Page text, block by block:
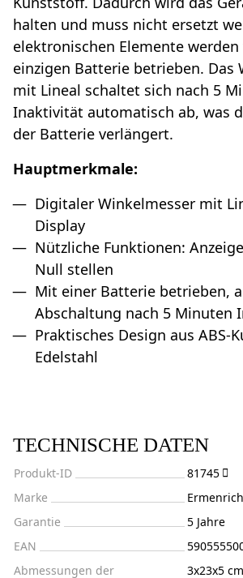
halten und muss nicht ersetzt
elektronischen Elemente
einzigen Batterie betrieben. Das
mit Lineal schaltet sich nach 5
Inaktivität automatisch ab, was
der Batterie verlängert.
Hauptmerkmale:
Digitaler Winkelmesser mit
Display
Nützliche Funktionen:
Null stellen
Mit einer Batterie betrieben,
Abschaltung nach 5 Minuten
Praktisches Design aus ABS-
Edelstahl
TECHNISCHE DATEN
Produkt-ID
81745
Marke
Ermenrich
Garantie
5 Jahre
EAN
Abmessungen der
3x23x5 cm